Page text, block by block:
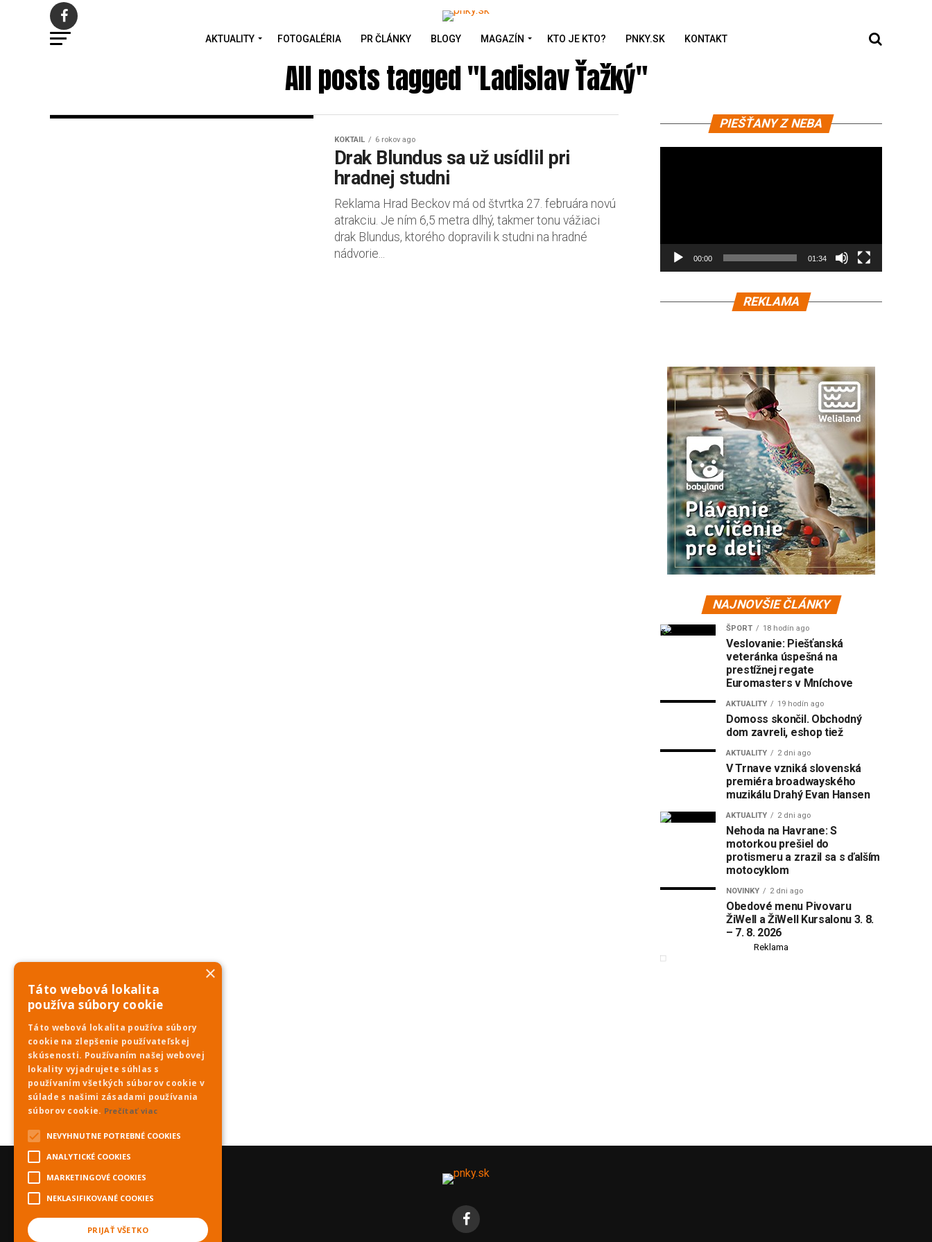
AKTUALITY FOTOGALÉRIA PR ČLÁNKY BLOGY MAGAZÍN KTO JE KTO? PNKY.SK KONTAKT
All posts tagged "Ladislav Ťažký"
KOKTAIL 6 rokov ago
Drak Blundus sa už usídlil pri
hradnej studni
Reklama Hrad Beckov má od štvrtka 27. februára novú
atrakciu. Je ním 6,5 metra dlhý, takmer tonu vážiaci
drak Blundus, ktorého dopravili k studni na hradné
nádvorie...
PIEŠŤANY Z NEBA
prehrávač
00:00 01:34
REKLAMA
NAJNOVŠIE ČLÁNKY
ŠPORT 18 hodín ago
Veslovanie: Piešťanská
veteránka úspešná na
prestížnej regate
Euromasters v Mníchove
AKTUALITY 19 hodín ago
Domoss skončil. Obchodný
dom zavreli, eshop tiež
AKTUALITY 2 dni ago
V Trnave vzniká slovenská
premiéra broadwayského
muzikálu Drahý Evan Hansen
AKTUALITY 2 dni ago
Nehoda na Havrane: S
motorkou prešiel do
protismeru a zrazil sa s ďalším
motocyklom
NOVINKY 2 dni ago
Obedové menu Pivovaru
ŽiWell a ŽiWell Kursalonu 3. 8.
– 7. 8. 2026
Reklama
×
Táto webová lokalita
používa súbory cookie
Táto webová lokalita používa súbory
cookie na zlepšenie používateľskej
skúsenosti. Používaním našej webovej
lokality vyjadrujete súhlas s
používaním všetkých súborov cookie v
súlade s našimi zásadami používania
súborov cookie. Prečítať viac
NEVYHNUTNE POTREBNÉ COOKIES
ANALYTICKÉ COOKIES
MARKETINGOVÉ COOKIES
NEKLASIFIKOVANÉ COOKIES
PRIJAŤ VŠETKO